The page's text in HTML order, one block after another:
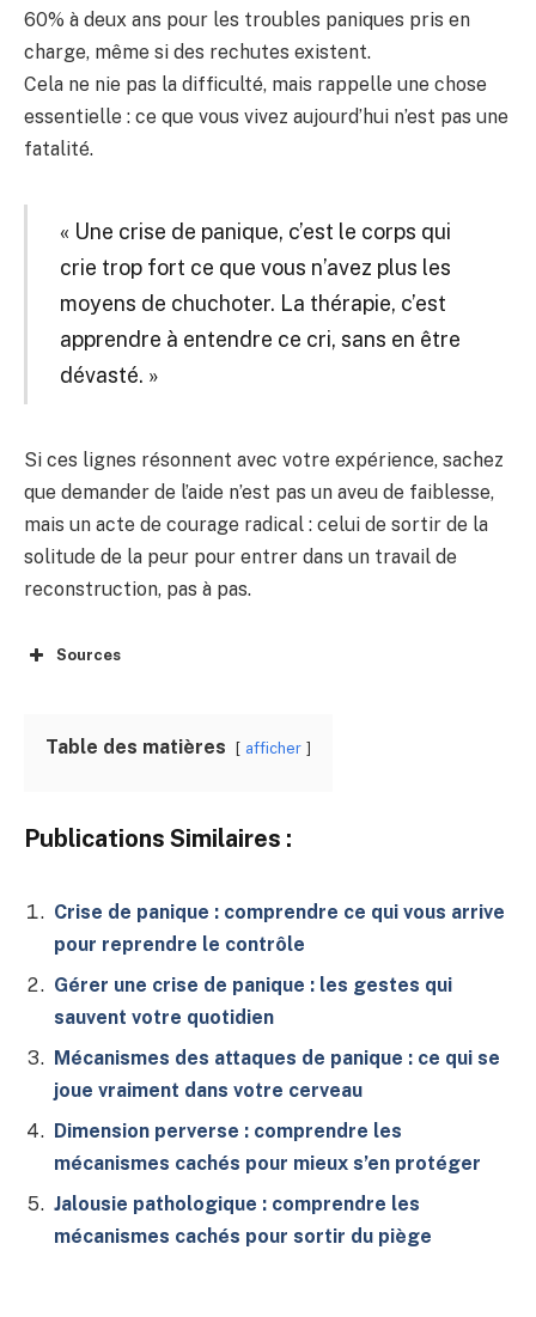
60% à deux ans pour les troubles paniques pris en
charge, même si des rechutes existent.
Cela ne nie pas la difficulté, mais rappelle une chose
essentielle : ce que vous vivez aujourd’hui n’est pas une
fatalité.
« Une crise de panique, c’est le corps qui
crie trop fort ce que vous n’avez plus les
moyens de chuchoter. La thérapie, c’est
apprendre à entendre ce cri, sans en être
dévasté. »
Si ces lignes résonnent avec votre expérience, sachez
que demander de l’aide n’est pas un aveu de faiblesse,
mais un acte de courage radical : celui de sortir de la
solitude de la peur pour entrer dans un travail de
reconstruction, pas à pas.
Sources
Table des matières afficher
Publications Similaires :
Crise de panique : comprendre ce qui vous arrive
pour reprendre le contrôle
Gérer une crise de panique : les gestes qui
sauvent votre quotidien
Mécanismes des attaques de panique : ce qui se
joue vraiment dans votre cerveau
Dimension perverse : comprendre les
mécanismes cachés pour mieux s’en protéger
Jalousie pathologique : comprendre les
mécanismes cachés pour sortir du piège